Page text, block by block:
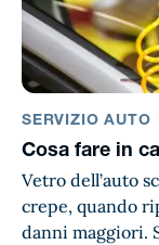
SERVIZIO AUTO
Cosa fare in
Vetro dell’auto
crepe, quando
danni maggiori.